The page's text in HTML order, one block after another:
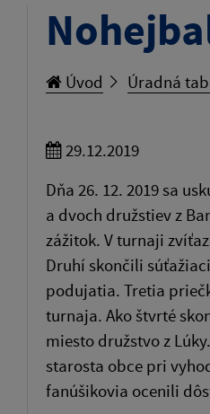
Úvod Úradná
29.12.2019
Dňa 26. 12. 2019 sa
a dvoch družstiev z
zážitok. V turnaji
Druhí skončili
podujatia. Tretia
turnaja. Ako štvrté
miesto družstvo z
starosta obce pri
fanúšikovia ocenili